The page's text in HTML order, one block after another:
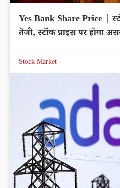
Yes Bank Share Price |
तेजी, स्टॉक प्राइस पर होगा
Stock Market